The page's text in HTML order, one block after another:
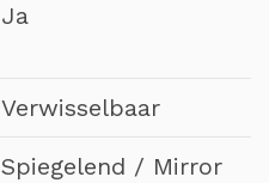
Ja
Verwisselbaar
Spiegelend / Mirror